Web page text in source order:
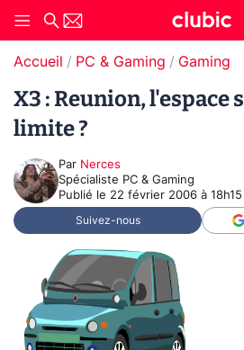
Accueil PC & Gaming Gaming
X3 : Reunion, l'espace
limite ?
Par Nerces
Spécialiste PC & Gaming
Publié le 22 février 2006 à 18h15
Suivez-nous